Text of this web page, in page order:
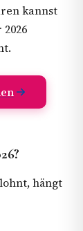
kannst
hängt